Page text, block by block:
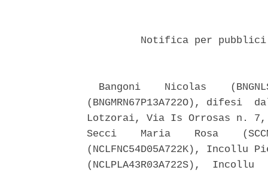
Notifica per
Bangoni    Nicolas
(BNGMRN67P13A722O),
Lotzorai, Via Is Orrosas n. 7,
Secci    Maria    Rosa
(NCLFNC54D05A722K), Incollu
(NCLPLA43R03A722S),